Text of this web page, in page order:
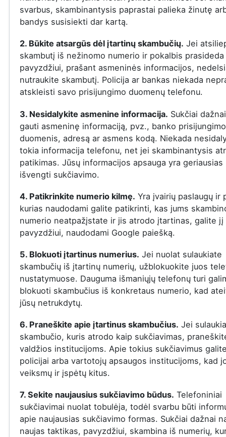
svarbus, skambinantysis paprastai palieka žinutę
bandys susisiekti dar kartą.
2. Būkite atsargūs dėl įtartinų skambučių. Jei
skambutį iš nežinomo numerio ir pokalbis
pavyzdžiui, prašant asmeninės informacijos,
nutraukite skambutį. Policija ar bankas niekada
atskleisti savo prisijungimo duomenų telefonu.
3. Nesidalykite asmenine informacija. Sukčiai
gauti asmeninę informaciją, pvz., banko prisijungimo
duomenis, adresą ar asmens kodą. Niekada
tokia informacija telefonu, net jei skambinantysis
patikimas. Jūsų informacijos apsauga yra geriausias
išvengti sukčiavimo.
4. Patikrinkite numerio kilmę. Yra įvairių paslaugų ir
kurias naudodami galite patikrinti, kas jums
numerio neatpažįstate ir jis atrodo įtartinas, galite
pavyzdžiui, naudodami Google paiešką.
5. Blokuoti įtartinus numerius. Jei nuolat sulaukiate
skambučių iš įtartinų numerių, užblokuokite juos
nustatymuose. Dauguma išmaniųjų telefonų turi
blokuoti skambučius iš konkretaus numerio, kad
jūsų netrukdytų.
6. Praneškite apie įtartinus skambučius. Jei
skambučio, kuris atrodo kaip sukčiavimas,
valdžios institucijoms. Apie tokius sukčiavimus
policijai arba vartotojų apsaugos institucijoms, kad
veiksmų ir įspėtų kitus.
7. Sekite naujausius sukčiavimo būdus. Telefoniniai
sukčiavimai nuolat tobulėja, todėl svarbu būti
apie naujausias sukčiavimo formas. Sukčiai dažnai
naujas taktikas, pavyzdžiui, skambina iš numerių,